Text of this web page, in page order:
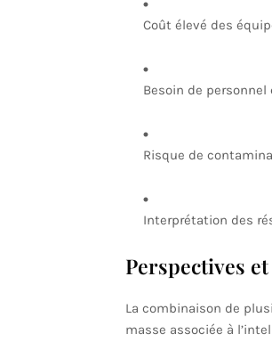
Coût élevé des
Besoin de personnel
Risque de
Interprétation des
Perspectives
La combinaison de
masse associée à